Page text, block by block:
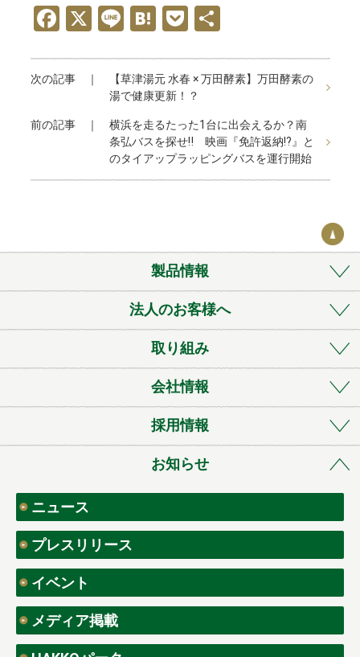
F
a
ce
b
o
X Li
n
e
H
at
e
n
a
P
o
ck
et
共
次の記事 ｜
【草津湯元 水春 × 万田酵素】万田酵素の
湯で健康更新！？
前の記事 ｜ 横浜を走るたった1台に出会えるか？南
条弘バスを探せ‼ 映画『免許返納!?』と
のタイアップラッピングバスを運行開始
製品情報
法人のお客様へ
取り組み
会社情報
採用情報
お知らせ
ニュース
プレスリリース
イベント
メディア掲載